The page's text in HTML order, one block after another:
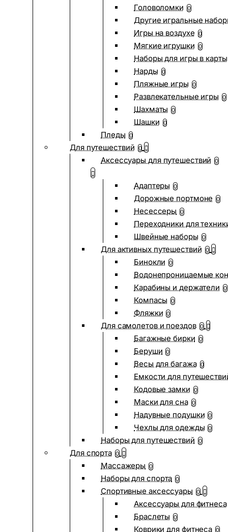
Головоломки 0
Другие игральные
Игры на воздухе 0
Мягкие игрушки 0
Наборы для игры в карты
Нарды 0
Пляжные игры 0
Развлекательные игры 0
Шахматы 0
Шашки 0
Пледы 0
Для путешествий 0
Аксессуары для путешествий 0
Адаптеры 0
Дорожные портмоне 0
Несессеры 0
Переходники для
Швейные наборы 0
Для активных путешествий 0
Бинокли 0
Водонепроницаемые
Карабины и держатели 0
Компасы 0
Фляжки 0
Для самолетов и поездов 0
Багажные бирки 0
Беруши 0
Весы для багажа 0
Емкости для
Кодовые замки 0
Маски для сна 0
Надувные подушки 0
Чехлы для одежды 0
Наборы для путешествий 0
Для спорта 0
Массажеры 0
Наборы для спорта 0
Спортивные аксессуары 0
Аксессуары для фитнеса
Браслеты 0
Коврики для фитнеса 0